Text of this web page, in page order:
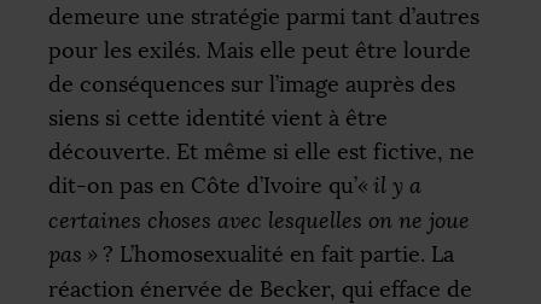
demeure une stratégie parmi tant d’autres
pour les exilés. Mais elle peut être lourde
de conséquences sur l’image auprès des
siens si cette identité vient à être
découverte. Et même si elle est fictive, ne
dit-on pas en Côte d’Ivoire qu’« il y a
certaines choses avec lesquelles on ne joue
pas » ? L’homosexualité en fait partie. La
réaction énervée de Becker, qui efface de